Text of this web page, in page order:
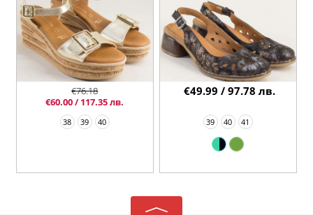
38 39 40
€76.18
€60.00 / 117.35 лв.
39 40 41
€49.99 / 97.78 лв.